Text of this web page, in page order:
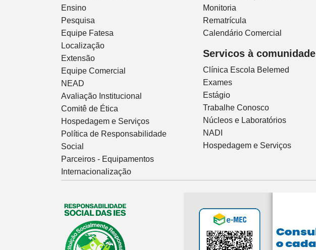
Ensino
Pesquisa
Equipe Fatesa
Localização
Extensão
Equipe Comercial
NEAD
Avaliação Institucional
Comitê de Ética
Hospedagem e Serviços
Política de Responsabilidade
Social
Parceiros - Equipamentos
Internacionalização
Monitoria
Rematrícula
Calendário Comercial
Servicos à comunidade
Clínica Escola Belemed
Exames
Estágio
Trabalhe Conosco
Núcleos e Laboratórios
NADI
Hospedagem e Serviços